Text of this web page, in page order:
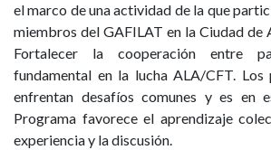
el marco de una actividad de la que
miembros del GAFILAT en la Ciudad de
Fortalecer la cooperación entre
fundamental en la lucha ALA/CFT.
enfrentan desafíos comunes y es en
Programa favorece el aprendizaje
experiencia y la discusión.